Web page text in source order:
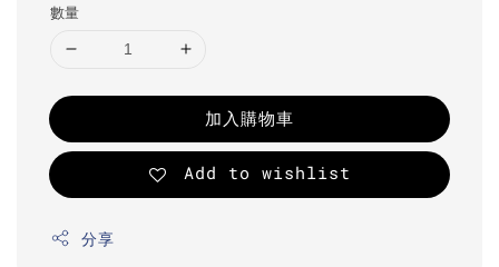
數量
加入購物車
Add to wishlist
分享